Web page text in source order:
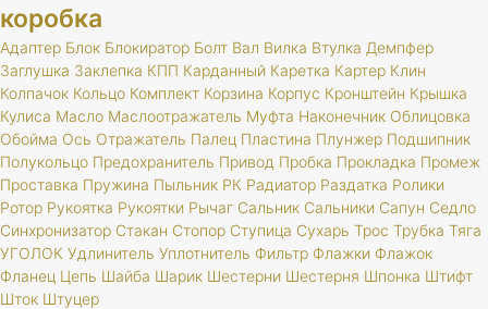
коробка
Адаптер Блок Блокиратор Болт Вал Вилка Втулка Демпфер
Заглушка Заклепка КПП Карданный Каретка Картер Клин
Колпачок Кольцо Комплект Корзина Корпус Кронштейн Крышка
Кулиса Масло Маслоотражатель Муфта Наконечник Облицовка
Обойма Ось Отражатель Палец Пластина Плунжер Подшипник
Полукольцо Предохранитель Привод Пробка Прокладка Промеж
Проставка Пружина Пыльник РК Радиатор Раздатка Ролики
Ротор Рукоятка Рукоятки Рычаг Сальник Сальники Сапун Седло
Синхронизатор Стакан Стопор Ступица Сухарь Трос Трубка Тяга
УГОЛОК Удлинитель Уплотнитель Фильтр Флажки Флажок
Фланец Цепь Шайба Шарик Шестерни Шестерня Шпонка Штифт
Шток Штуцер